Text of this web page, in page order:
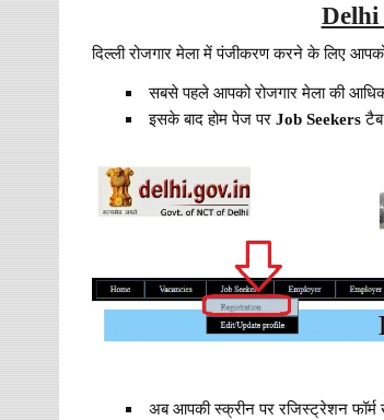
दिल्ली रोजगार मेला में पंजीकरण करने के लिए
सबसे पहले आपको रोजगार मेला की
इसके बाद होम पेज पर Job Seekersटैब
अब आपकी स्क्रीन पर रजिस्ट्रेशन